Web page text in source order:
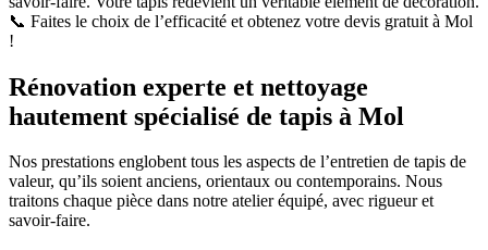
📞 Faites le choix de l’efficacité et obtenez votre devis gratuit à Mol
!
Rénovation experte et nettoyage
hautement spécialisé de tapis à Mol
Nos prestations englobent tous les aspects de l’entretien de tapis de
valeur, qu’ils soient anciens, orientaux ou contemporains. Nous
traitons chaque pièce dans notre atelier équipé, avec rigueur et
savoir-faire.